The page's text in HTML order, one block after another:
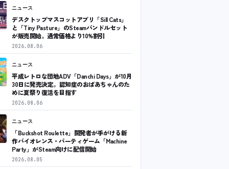
ニュース
デスクトップマスコットアプリ「Sill Cats」
と「Tiny Pasture」のSteamバンドルセット
が販売開始。通常価格より10%割引
2026.08.06
ニュース
平成レトロな団地ADV「Danchi Days」が10月
30日に発売決定。認知症のおばあちゃんのた
めに夏祭り復活を目指す
2026.08.06
ニュース
「Buckshot Roulette」開発者が手がける新
作バイオレンス・パーティゲーム「Machine
Party」がSteam向けに配信開始
2026.08.05